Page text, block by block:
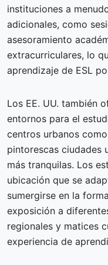
instituciones a
adicionales, como
asesoramiento
extracurriculares, lo
aprendizaje de ESL
Los EE. UU. también
entornos para el
centros urbanos
pintorescas ciudades
más tranquilas. Los
ubicación que se
sumergirse en la
exposición a
regionales y matices
experiencia de